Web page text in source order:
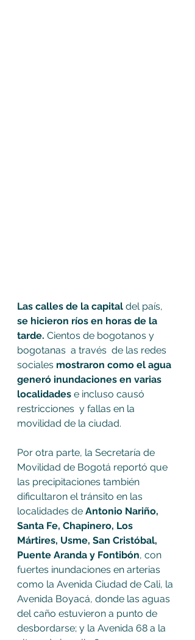
Las calles de la capital del país,
se hicieron ríos en horas de la
tarde. Cientos de bogotanos y
bogotanas  a través  de las redes
sociales mostraron como el agua
generó inundaciones en varias
localidades e incluso causó
restricciones  y fallas en la
movilidad de la ciudad.
Por otra parte, la Secretaría de
Movilidad de Bogotá reportó que
las precipitaciones también
dificultaron el tránsito en las
localidades de Antonio Nariño,
Santa Fe, Chapinero, Los
Mártires, Usme, San Cristóbal,
Puente Aranda y Fontibón, con
fuertes inundaciones en arterias
como la Avenida Ciudad de Cali, la
Avenida Boyacá, donde las aguas
del caño estuvieron a punto de
desbordarse; y la Avenida 68 a la